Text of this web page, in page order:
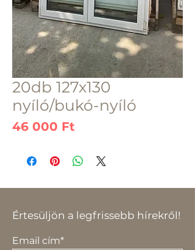
20db 127x130
nyíló/bukó-nyíló
46 000 Ft
Értesüljön a legfrissebb hírekről!
Email cím*